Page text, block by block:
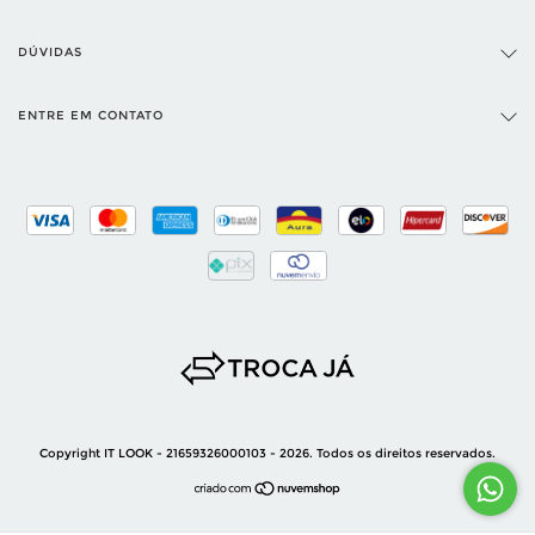
DÚVIDAS
ENTRE EM CONTATO
Copyright IT LOOK - 21659326000103 - 2026. Todos os direitos reservados.